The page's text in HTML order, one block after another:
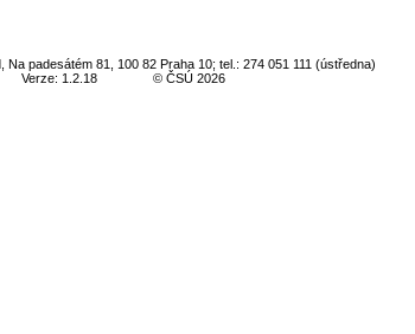
padesátém 81, 100 82 Praha 10; tel.: 274 051 111 (ústředna)
Verze: 1.2.18
© ČSÚ 2026